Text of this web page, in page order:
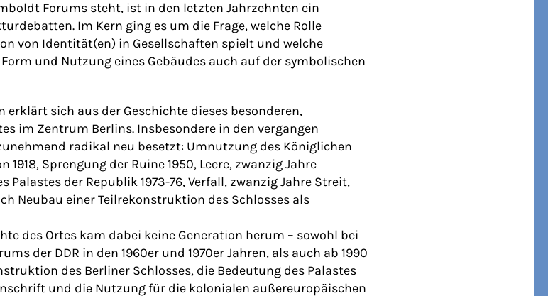
Forums steht, ist in den letzten Jahrzehnten ein
Im Kern ging es um die Frage, welche Rolle
von Identität(en) in Gesellschaften spielt und welche
und Nutzung eines Gebäudes auch auf der symbolischen
erklärt sich aus der Geschichte dieses besonderen,
im Zentrum Berlins. Insbesondere in den vergangen
radikal neu besetzt: Umnutzung des Königlichen
1918, Sprengung der Ruine 1950, Leere, zwanzig Jahre
Palastes der Republik 1973-76, Verfall, zwanzig Jahre Streit,
Neubau einer Teilrekonstruktion des Schlosses als
des Ortes kam dabei keine Generation herum – sowohl bei
der DDR in den 1960er und 1970er Jahren, als auch ab 1990
des Berliner Schlosses, die Bedeutung des Palastes
und die Nutzung für die kolonialen außereuropäischen